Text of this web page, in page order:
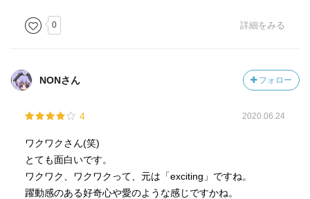
0 詳細をみる
NONさん フォロー
4 2020.06.24
ワクワクさん(笑)
とても面白いです。
ワクワク、ワクワクって、元は「exciting」ですね。
躍動感のある好奇心や愛のような感じですかね。